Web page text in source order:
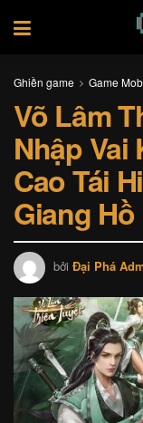
Ghiền game Game
Võ Lâm
Nhập
Cao Tái
Giang Hồ
bởi Đại Phá